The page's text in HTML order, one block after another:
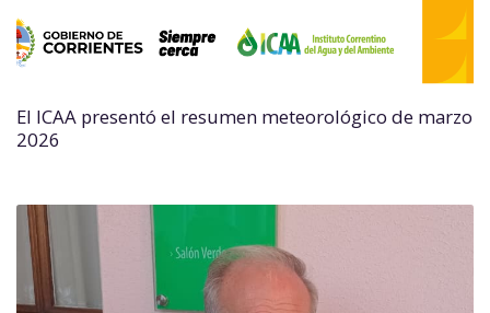
El ICAA presentó el resumen meteorológico de marzo
2026